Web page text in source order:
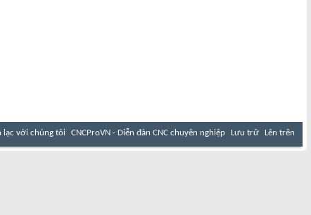
lạc với chúng tôi CNCProVN - Diễn đàn CNC chuyên nghiệp Lưu trữ Lên trên